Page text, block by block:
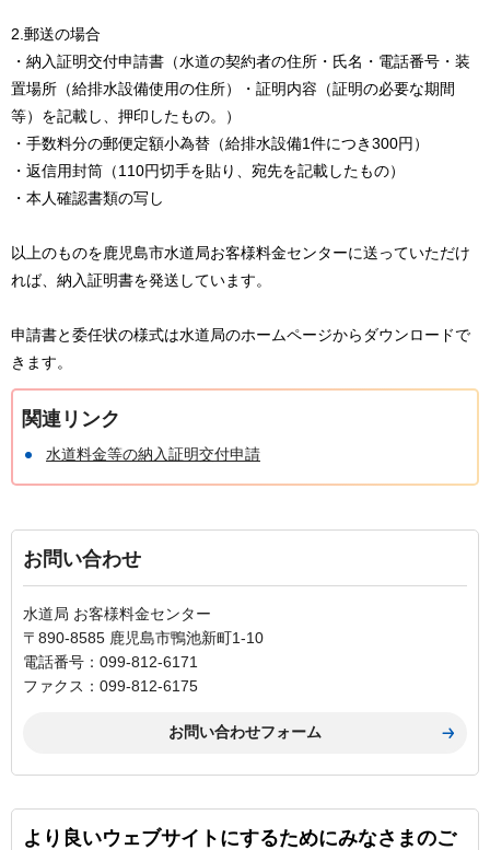
2.郵送の場合
・納入証明交付申請書（水道の契約者の住所・氏名・電話番号・装
置場所（給排水設備使用の住所）・証明内容（証明の必要な期間
等）を記載し、押印したもの。）
・手数料分の郵便定額小為替（給排水設備1件につき300円）
・返信用封筒（110円切手を貼り、宛先を記載したもの）
・本人確認書類の写し
以上のものを鹿児島市水道局お客様料金センターに送っていただけ
れば、納入証明書を発送しています。
申請書と委任状の様式は水道局のホームページからダウンロードで
きます。
関連リンク
水道料金等の納入証明交付申請
お問い合わせ
水道局 お客様料金センター
〒890-8585 鹿児島市鴨池新町1-10
電話番号：099-812-6171
ファクス：099-812-6175
より良いウェブサイトにするためにみなさまのご